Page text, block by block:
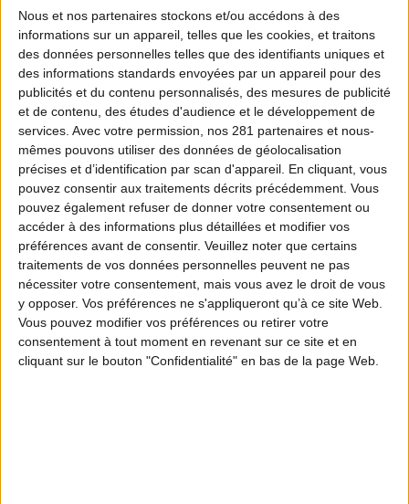
Nous et nos partenaires stockons et/ou accédons à des
informations sur un appareil, telles que les cookies, et traitons
des données personnelles telles que des identifiants uniques et
des informations standards envoyées par un appareil pour des
publicités et du contenu personnalisés, des mesures de publicité
et de contenu, des études d'audience et le développement de
services. Avec votre permission, nos 281 partenaires et nous-
mêmes pouvons utiliser des données de géolocalisation
précises et d’identification par scan d'appareil. En cliquant, vous
pouvez consentir aux traitements décrits précédemment. Vous
pouvez également refuser de donner votre consentement ou
accéder à des informations plus détaillées et modifier vos
préférences avant de consentir. Veuillez noter que certains
traitements de vos données personnelles peuvent ne pas
nécessiter votre consentement, mais vous avez le droit de vous
y opposer. Vos préférences ne s'appliqueront qu’à ce site Web.
Vous pouvez modifier vos préférences ou retirer votre
consentement à tout moment en revenant sur ce site et en
cliquant sur le bouton "Confidentialité" en bas de la page Web.